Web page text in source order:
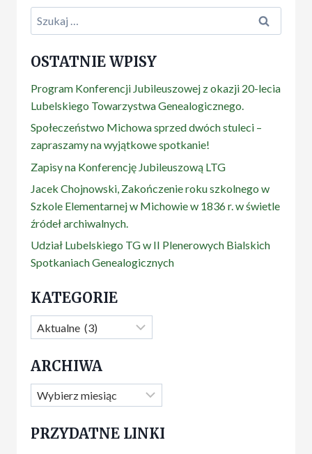
OKAZJI
LECIA
TG
Szukaj:
OSTATNIE WPISY
Program Konferencji Jubileuszowej z okazji 20-lecia
Lubelskiego Towarzystwa Genealogicznego.
Społeczeństwo Michowa sprzed dwóch stuleci –
zapraszamy na wyjątkowe spotkanie!
Zapisy na Konferencję Jubileuszową LTG
Jacek Chojnowski, Zakończenie roku szkolnego w
Szkole Elementarnej w Michowie w 1836 r. w świetle
źródeł archiwalnych.
Udział Lubelskiego TG w II Plenerowych Bialskich
Spotkaniach Genealogicznych
KATEGORIE
Kategorie
ARCHIWA
Archiwa
PRZYDATNE LINKI